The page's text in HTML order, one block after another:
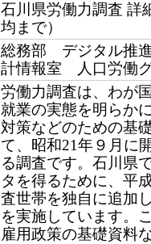
石川県労働力調査 詳
均まで）
総務部 デジタル推
計情報室 人口労働
労働力調査は、わが
就業の実態を明らか
対策などのための基
て、昭和21年９月に
る調査です。石川県
タを得るために、平
査世帯を独自に追加
を実施しています。
雇用政策の基礎資料